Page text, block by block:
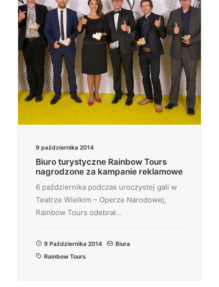
9 października 2014
Biuro turystyczne Rainbow Tours
nagrodzone za kampanie reklamowe
6 października podczas uroczystej gali w
Teatrze Wielkim – Operze Narodowej,
Rainbow Tours odebrał…
9 Października 2014
Biura
Rainbow Tours